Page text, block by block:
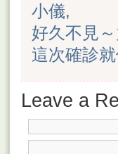
小儀,
好久不見
這次確診
Leave a